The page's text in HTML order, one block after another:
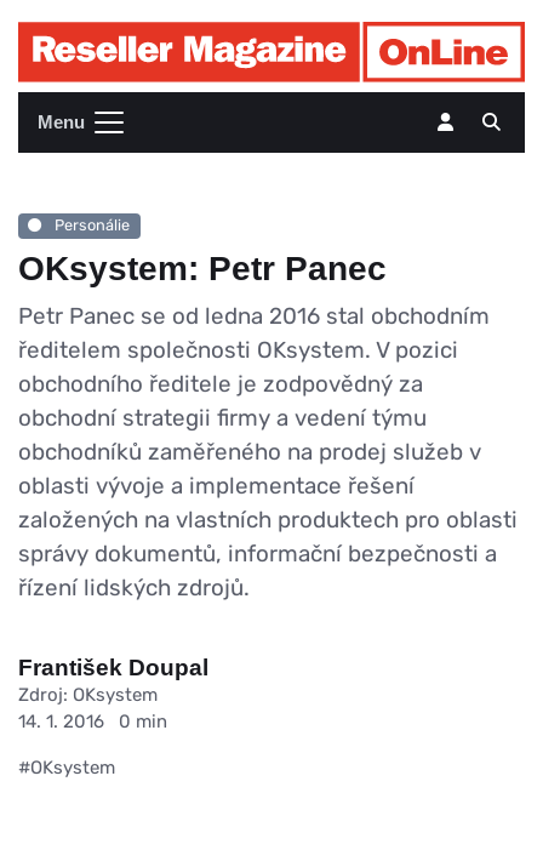
Menu
Personálie
OKsystem: Petr Panec
Petr Panec se od ledna 2016 stal obchodním
ředitelem společnosti OKsystem. V pozici
obchodního ředitele je zodpovědný za
obchodní strategii firmy a vedení týmu
obchodníků zaměřeného na prodej služeb v
oblasti vývoje a implementace řešení
založených na vlastních produktech pro oblasti
správy dokumentů, informační bezpečnosti a
řízení lidských zdrojů.
František Doupal
Zdroj: OKsystem
14. 1. 2016
0 min
#OKsystem